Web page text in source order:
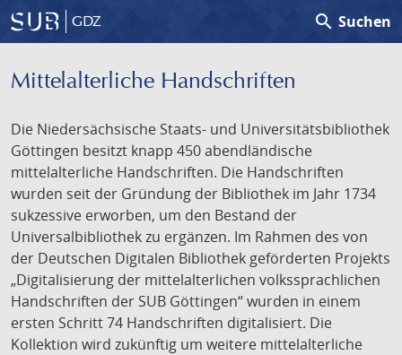
GDZ search Suchen
Mittelalterliche Handschriften
Die Niedersächsische Staats- und Universitätsbibliothek
Göttingen besitzt knapp 450 abendländische
mittelalterliche Handschriften. Die Handschriften
wurden seit der Gründung der Bibliothek im Jahr 1734
sukzessive erworben, um den Bestand der
Universalbibliothek zu ergänzen. Im Rahmen des von
der Deutschen Digitalen Bibliothek geförderten Projekts
„Digitalisierung der mittelalterlichen volkssprachlichen
Handschriften der SUB Göttingen“ wurden in einem
ersten Schritt 74 Handschriften digitalisiert. Die
Kollektion wird zukünftig um weitere mittelalterliche